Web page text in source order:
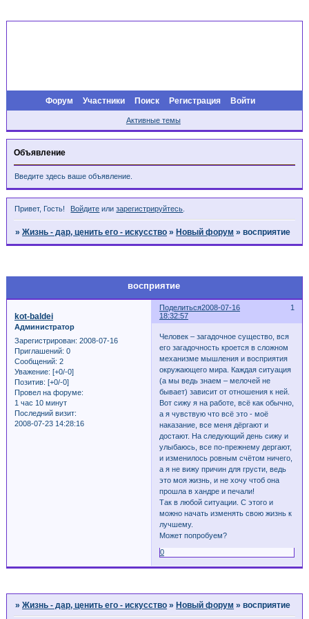
Форум Участники Поиск Регистрация Войти
Активные темы
Объявление
Введите здесь ваше объявление.
Привет, Гость! Войдите илизарегистрируйтесь
»Жизнь - дар, ценить его - искусство » Новый форум »восприятие
восприятие
Поделиться 1
2008-07-16
18:32:57
kot-baldei
Администратор
Зарегистрирован: 2008-07-16
Приглашений: 0
Сообщений: 2
Уважение: [+0/-0]
Позитив: [+0/-0]
Провел на форуме:
1 час 10 минут
Последний визит:
2008-07-23 14:28:16
Человек – загадочное существо, вся
его загадочность кроется в сложном
механизме мышления и восприятия
окружающего мира. Каждая ситуация
(а мы ведь знаем – мелочей не
бывает) зависит от отношения к ней.
Вот сижу я на работе, всё как обычно,
а я чувствую что всё это - моё
наказание, все меня дёргают и
достают. На следующий день сижу и
улыбаюсь, все по-прежнему дергают,
и изменилось ровным счётом ничего,
а я не вижу причин для грусти, ведь
это моя жизнь, и не хочу чтоб она
прошла в хандре и печали!
Так в любой ситуации. С этого и
можно начать изменять свою жизнь к
лучшему.
Может попробуем?
0
»Жизнь - дар, ценить его - искусство » Новый форум »восприятие